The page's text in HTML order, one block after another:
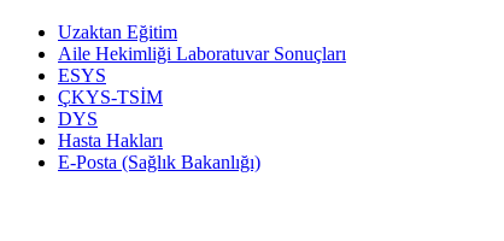
Uzaktan Eğitim
Aile Hekimliği Laboratuvar Sonuçları
ESYS
ÇKYS-TSİM
DYS
Hasta Hakları
E-Posta (Sağlık Bakanlığı)